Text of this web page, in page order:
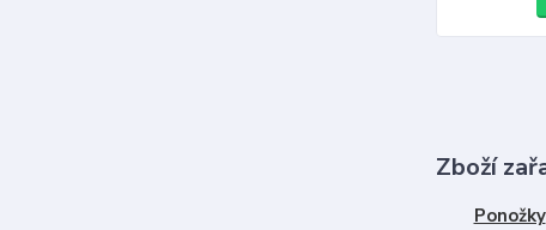
Zboží
Ponožky